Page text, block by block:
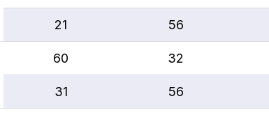
21 56
60 32
31 56